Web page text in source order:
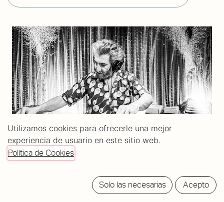
Utilizamos cookies para ofrecerle una mejor
experiencia de usuario en este sitio web.
Política de Cookies
Solo las necesarias Acepto